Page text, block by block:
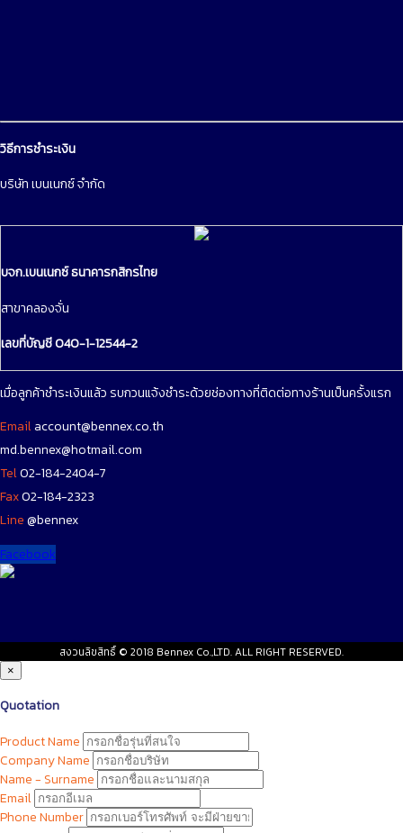
วิธีการชำระเงิน
บริษัท เบนเนกซ์ จำกัด
บจก.เบนเนกซ์ ธนาคารกสิกรไทย
สาขาคลองจั่น
เลขที่บัญชี 040-1-12544-2
เมื่อลูกค้าชำระเงินแล้ว รบกวนแจ้งชำระด้วยช่องทางที่ติดต่อทางร้านเป็นครั้งแรก
Emailaccount@bennex.co.th
md.bennex@hotmail.com
Tel02-184-2404-7
Fax02-184-2323
Line@bennex
Facebook
สงวนลิขสิทธิ์ © 2018 Bennex Co.,LTD. ALL RIGHT RESERVED.
×
Quotation
Product Name
Company Name
Name - Surname
Email
Phone Number